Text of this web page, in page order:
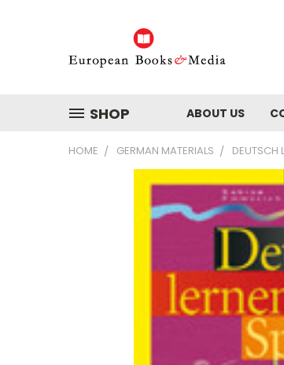
SHOP ABOUT US
HOME GERMAN MATERIALS DEUTSCH